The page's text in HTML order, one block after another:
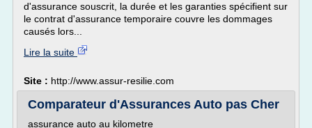
d'assurance souscrit, la durée et les garanties spécifient sur
le contrat d'assurance temporaire couvre les dommages
causés lors...
Lire la suite
Site : http://www.assur-resilie.com
Comparateur d'Assurances Auto pas Cher
assurance auto au kilometre